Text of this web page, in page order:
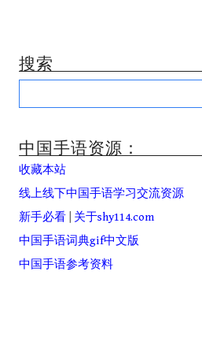
搜索
Search
中国手语资源：
收藏本站
线上线下中国手语学习交流资源
新手必看
关于shy114.com
中国手语词典gif中文版
中国手语参考资料